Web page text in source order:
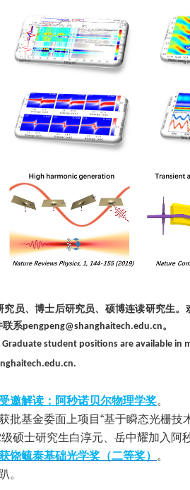
究员、博士后研究员、硕博连读研究生
联系pengpeng@shanghaitech.edu.cn。
Graduate student positions are available in
邀解读：阿秒诺贝尔物理学奖。
批基金委面上项目“基于瞬态光栅技
硕士研究生白淳元、岳中耀加入阿
饶毓泰基础光学奖（二等奖）
。
。